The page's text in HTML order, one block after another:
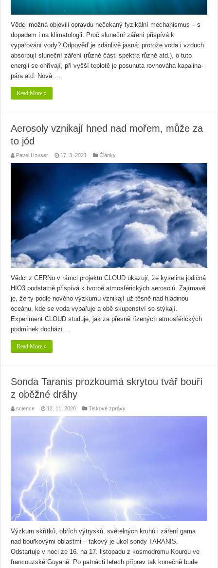
Vědci možná objevili opravdu nečekaný fyzikální mechanismus – s
dopadem i na klimatologii. Proč sluneční záření přispívá k
vypařování vody? Odpověď je zdánlivě jasná: protože voda i vzduch
absorbují sluneční záření (různé části spektra různě atd.), o tuto
energii se ohřívají, při vyšší teplotě je posunuta rovnováha kapalina-
pára atd. Nová …
Read More »
Aerosoly vznikají hned nad mořem, může za
to jód
Pavel Houser 17. 3. 2021 Články
Vědci z CERNu v rámci projektu CLOUD ukazují, že kyselina jodičná
HIO3 podstatně přispívá k tvorbě atmosférických aerosolů. Zajímavé
je, že ty podle nového výzkumu vznikají už těsně nad hladinou
oceánu, kde se voda vypařuje a obě skupenství se stýkají.
Experiment CLOUD studuje, jak za přesně řízených atmosférických
podmínek dochází …
Read More »
Sonda Taranis prozkoumá skrytou tvář bouří
z oběžné dráhy
science 12. 11. 2020 Tiskové zprávy
Výzkum skřítků, obřích výtrysků, světelných kruhů i záření gama
nad bouřkovými oblastmi – takový je úkol sondy TARANIS.
Odstartuje v noci ze 16. na 17. listopadu z kosmodromu Kourou ve
francouzské Guyaně. Po patnácti letech příprav tak konečně bude